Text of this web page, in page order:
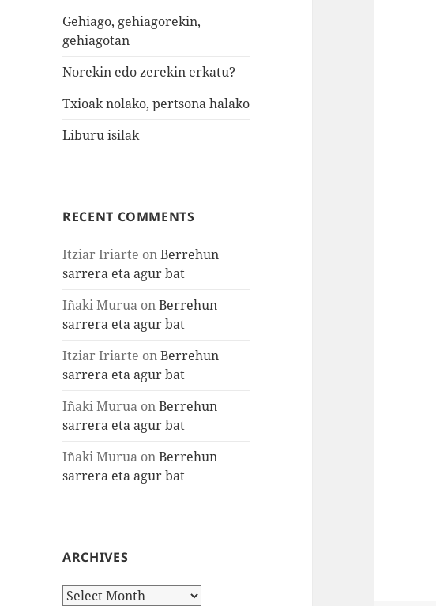
Gehiago, gehiagorekin,
gehiagotan
Norekin edo zerekin erkatu?
Txioak nolako, pertsona halako
Liburu isilak
RECENT COMMENTS
Itziar Iriarte onBerrehun
sarrera eta agur bat
Iñaki Murua onBerrehun
sarrera eta agur bat
Itziar Iriarte onBerrehun
sarrera eta agur bat
Iñaki Murua onBerrehun
sarrera eta agur bat
Iñaki Murua onBerrehun
sarrera eta agur bat
ARCHIVES
Archives